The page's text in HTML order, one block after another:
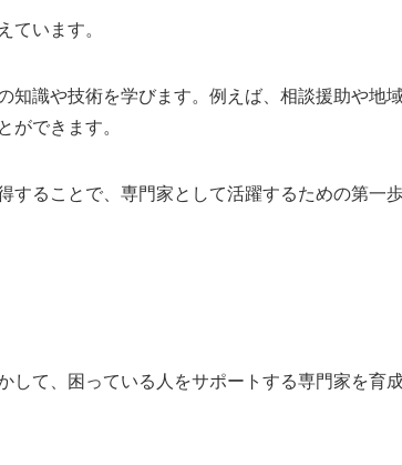
います。
知識や技術を学びます。例えば、相談援助や地
できます。
することで、専門家として活躍するための第一
して、困っている人をサポートする専門家を育